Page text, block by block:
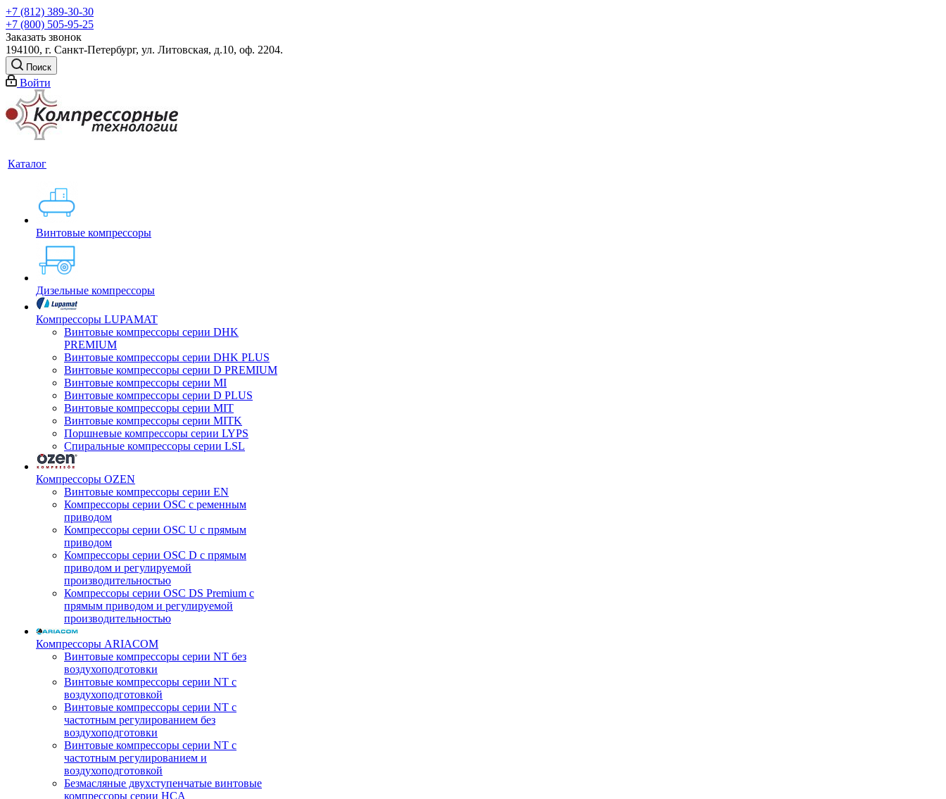
+7 (812) 389-30-30
+7 (800) 505-95-25
Заказать звонок
194100, г. Санкт-Петербург, ул. Литовская, д.10, оф. 2204.
Поиск
Войти
Каталог
Винтовые компрессоры
Дизельные компрессоры
Компрессоры LUPAMAT
Винтовые компрессоры серии DHK
PREMIUM
Винтовые компрессоры серии DHK PLUS
Винтовые компрессоры серии D PREMIUM
Винтовые компрессоры серии MI
Винтовые компрессоры серии D PLUS
Винтовые компрессоры серии MIT
Винтовые компрессоры серии MITK
Поршневые компрессоры серии LYPS
Спиральные компрессоры серии LSL
Компрессоры OZEN
Винтовые компрессоры серии EN
Компрессоры серии OSC с ременным
приводом
Компрессоры серии OSC U с прямым
приводом
Компрессоры серии OSC D с прямым
приводом и регулируемой
производительностью
Компрессоры серии OSC DS Premium с
прямым приводом и регулируемой
производительностью
Компрессоры ARIACOM
Винтовые компрессоры серии NT без
воздухоподготовки
Винтовые компрессоры серии NT c
воздухоподготовкой
Винтовые компрессоры серии NT с
частотным регулированием без
воздухоподготовки
Винтовые компрессоры серии NT с
частотным регулированием и
воздухоподготовкой
Безмасляные двухступенчатые винтовые
компрессоры серии HCA